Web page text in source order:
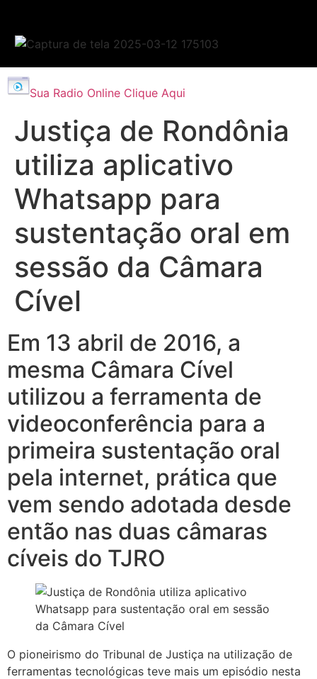
Sua Radio Online Clique Aqui
Justiça de Rondônia
utiliza aplicativo
Whatsapp para
sustentação oral em
sessão da Câmara
Cível
Em 13 abril de 2016, a
mesma Câmara Cível
utilizou a ferramenta de
videoconferência para a
primeira sustentação oral
pela internet, prática que
vem sendo adotada desde
então nas duas câmaras
cíveis do TJRO
O pioneirismo do Tribunal de Justiça na utilização de
ferramentas tecnológicas teve mais um episódio nesta